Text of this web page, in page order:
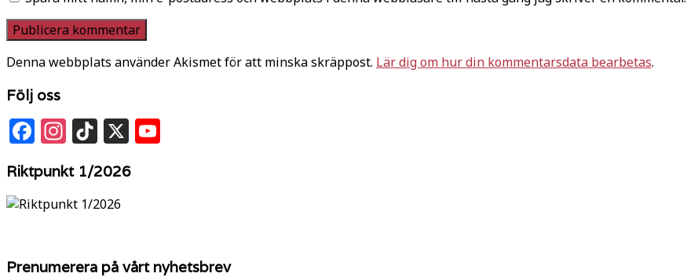
Denna webbplats använder Akismet för att minska skräppost. Lär dig om hur din kommentarsdata bearbetas.
Följ oss
Facebook
Instagram
TikTok
X
Riktpunkt 1/2026
Prenumerera på vårt nyhetsbrev